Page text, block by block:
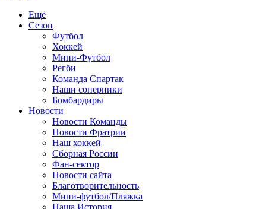
Ещё
Сезон
Футбол
Хоккей
Мини-Футбол
Регби
Команда Спартак
Наши соперники
Бомбардиры
Новости
Новости Команды
Новости Фратрии
Наш хоккей
Сборная России
Фан-cектор
Новости сайта
Благотворительность
Мини-футбол/Пляжка
Наша История